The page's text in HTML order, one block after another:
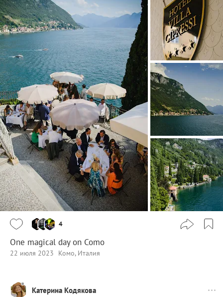
4
One magical day on Como
22 июля 2023 Комо, Италия
Катерина Кодякова